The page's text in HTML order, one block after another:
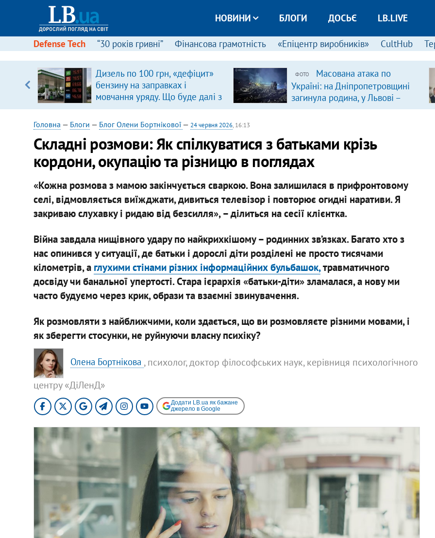
НОВИНИ БЛОГИ ДОСЬЄ LB.LIVE
Defense Tech “30 років гривні” Фінансова грамотність «Епіцентр виробників» CultHub
Дизель по 100 грн, «дефіцит»
бензину на заправках і
мовчання уряду. Що буде далі з
цінами на пальне?
ФОТО
Масована атака по
Україні: на Дніпропетровщині
загинула родина, у Львові –
удар по багатоповерхівках
Головна — Блоги — Блог Олени Бортнікової — 24 червня 2026, 16:13
Складні розмови: Як спілкуватися з батьками крізь
кордони, окупацію та різницю в поглядах
«Кожна розмова з мамою закінчується сваркою. Вона залишилася в прифронтовому
селі, відмовляється виїжджати, дивиться телевізор і повторює огидні наративи. Я
закриваю слухавку і ридаю від безсилля», – ділиться на сесії клієнтка.
Війна завдала нищівного удару по найкрихкішому – родинних зв’язках. Багато хто з
нас опинився у ситуації, де батьки і дорослі діти розділені не просто тисячами
кілометрів, а глухими стінами різних інформаційних бульбашок,травматичного
досвіду чи банальної упертості. Стара ієрархія «батьки-діти» зламалася, а нову ми
часто будуємо через крик, образи та взаємні звинувачення.
Як розмовляти з найближчими, коли здається, що ви розмовляєте різними мовами, і
як зберегти стосунки, не руйнуючи власну психіку?
Олена Бортнікова , психолог, доктор філософських наук, керівниця психологічного
центру «ДіЛенД»
Додати LB.ua як бажане
джерело в Google